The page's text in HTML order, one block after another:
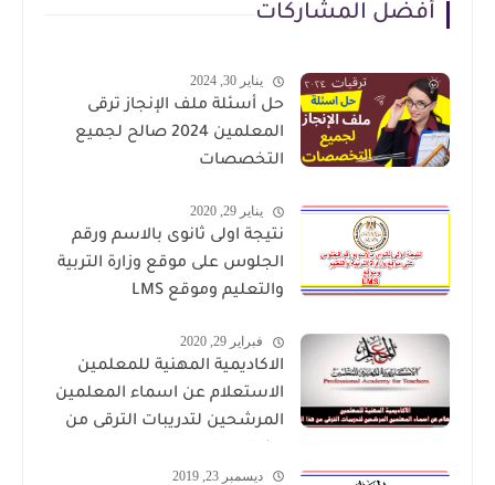
أفضل المشاركات
يناير 30, 2024
حل أسئلة ملف الإنجاز ترقى
المعلمين 2024 صالح لجميع
التخصصات
يناير 29, 2020
نتيجة اولى ثانوى بالاسم ورقم
الجلوس على موقع وزارة التربية
والتعليم وموقع LMS
فبراير 29, 2020
الاكاديمية المهنية للمعلمين
الاستعلام عن اسماء المعلمين
المرشحين لتدريبات الترقى من
ديسمبر 23, 2019